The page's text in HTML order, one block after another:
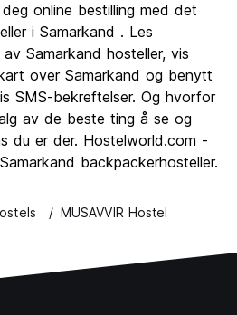
online bestilling med det
i Samarkand . Les
Samarkand hosteller, vis
over Samarkand og benytt
SMS-bekreftelser. Og hvorfor
av de beste ting å se og
du er der. Hostelworld.com -
backpackerhosteller.
MUSAVVIR Hostel